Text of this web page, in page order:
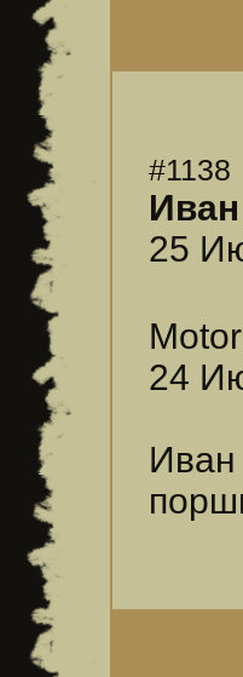
#1138
Иван
25
24